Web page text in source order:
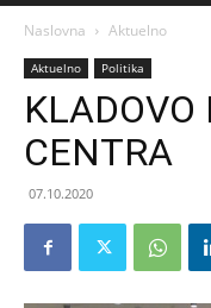
Naslovna Aktuelno
Aktuelno Politika
KLADOVO
CENTRA
07.10.2020